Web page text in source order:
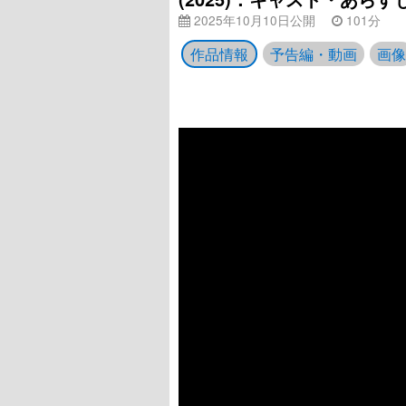
2025年10月10日公開 101分
作品情報 予告編・動画 画像